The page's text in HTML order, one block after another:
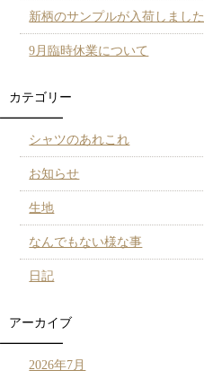
新柄のサンプルが入荷しました
9月臨時休業について
カテゴリー
シャツのあれこれ
お知らせ
生地
なんでもない様な事
日記
アーカイブ
2026年7月